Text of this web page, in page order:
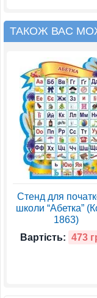
ТАКОЖ ВАС
Стенд для
школи “Абетка”
1863)
Вартість: 473